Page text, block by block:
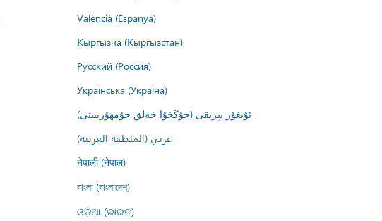
Valencià (Espanya)
Кыргызча (Кыргызстан)
Русский (Россия)
Українська (Україна)
ئۇيغۇر يېزىقى (جۇڭخۇا خەلق جۇمھۇرىيىتى)
عربي (المنطقة العربية)
नेपाली (नेपाल)
বাংলা (বাংলাদেশ)
ଓଡ଼ିଆ (ଭାରତ)